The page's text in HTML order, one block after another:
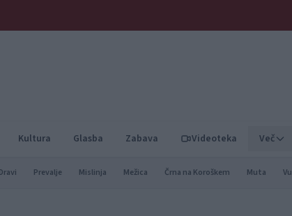
Kultura Glasba Zabava Videoteka Več
Prevalje Mislinja Mežica Črna na Koroškem Muta